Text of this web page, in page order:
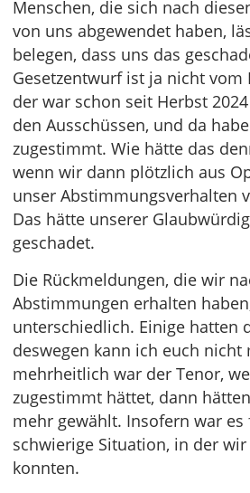
Menschen, die sich nach
von uns abgewendet haben,
belegen, dass uns das
Gesetzentwurf ist ja nicht vom
der war schon seit Herbst
den Ausschüssen, und da
zugestimmt. Wie hätte das
wenn wir dann plötzlich aus
unser Abstimmungsverhalten
Das hätte unserer
geschadet.
Die Rückmeldungen, die wir
Abstimmungen erhalten
unterschiedlich. Einige hatten
deswegen kann ich euch nicht
mehrheitlich war der Tenor,
zugestimmt hättet, dann
mehr gewählt. Insofern war
schwierige Situation, in der
konnten.